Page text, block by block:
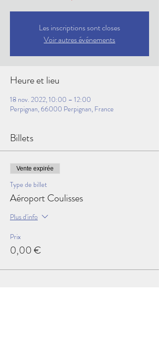
Les inscriptions sont closes
Voir autres événements
Heure et lieu
18 nov. 2022, 10:00 – 12:00
Perpignan, 66000 Perpignan, France
Billets
Vente expirée
Type de billet
Aéroport Coulisses
Plus d'info
Prix
0,00 €